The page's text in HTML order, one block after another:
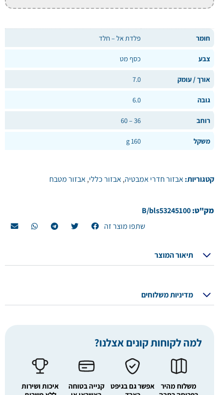
חומר פלדת אל – חלד
צבע כסף מט
אורך / עומק 7.0
גובה 6.0
רוחב 36 – 60
משקל 160 g
קטגוריות:אבזור חדרי אמבטיה,אבזור כללי,אבזור מטבח
מק"ט:B/bls53245100
שתפו מוצר זה
תיאור המוצר
מדיניות משלוחים
למה לקוחות קונים אצלנו?
משלוח מהיר
אפשר גם בגיפט
קנייה בטוחה
איכות ושירות